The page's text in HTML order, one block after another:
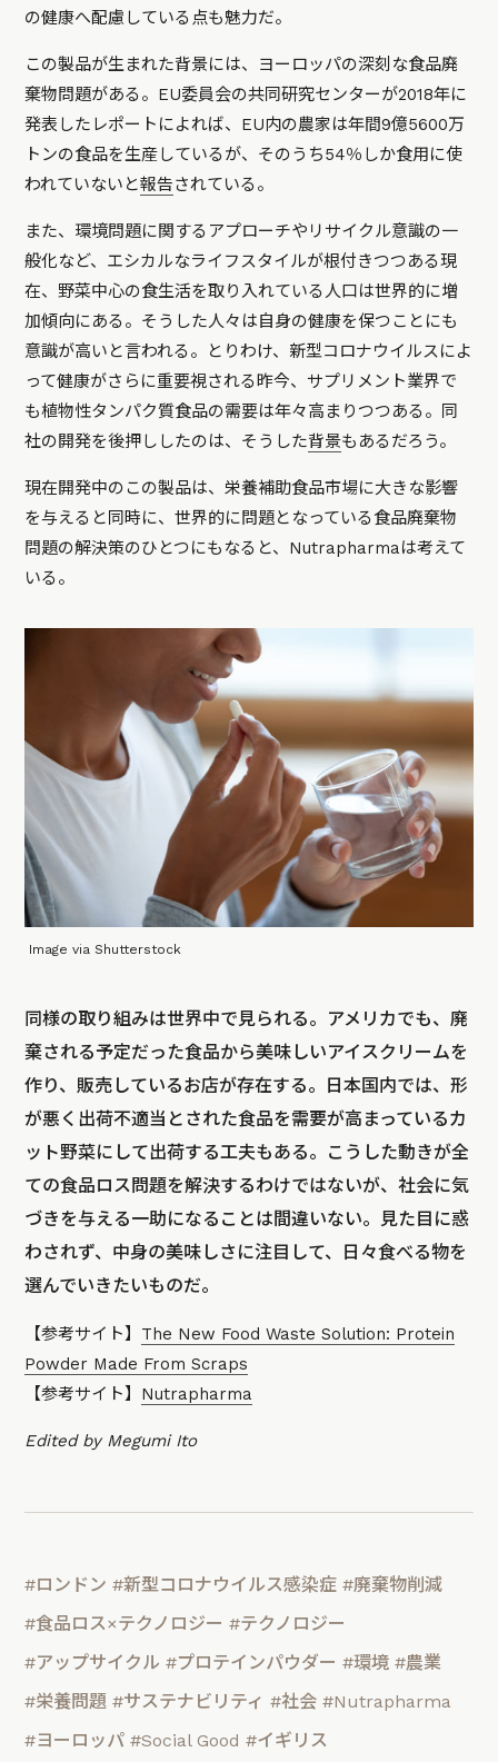
の健康へ配慮している点も魅力だ。
この製品が生まれた背景には、ヨーロッパの深刻な食品廃
棄物問題がある。EU委員会の共同研究センターが2018年に
発表したレポートによれば、EU内の農家は年間9億5600万
トンの食品を生産しているが、そのうち54％しか食用に使
われていないと報告されている。
また、環境問題に関するアプローチやリサイクル意識の一
般化など、エシカルなライフスタイルが根付きつつある現
在、野菜中心の食生活を取り入れている人口は世界的に増
加傾向にある。そうした人々は自身の健康を保つことにも
意識が高いと言われる。とりわけ、新型コロナウイルスによ
って健康がさらに重要視される昨今、サプリメント業界で
も植物性タンパク質食品の需要は年々高まりつつある。同
社の開発を後押ししたのは、そうした背景もあるだろう。
現在開発中のこの製品は、栄養補助食品市場に大きな影響
を与えると同時に、世界的に問題となっている食品廃棄物
問題の解決策のひとつにもなると、Nutrapharmaは考えて
いる。
Image via Shutterstock
同様の取り組みは世界中で見られる。アメリカでも、廃
棄される予定だった食品から美味しいアイスクリームを
作り、販売しているお店が存在する。日本国内では、形
が悪く出荷不適当とされた食品を需要が高まっているカ
ット野菜にして出荷する工夫もある。こうした動きが全
ての食品ロス問題を解決するわけではないが、社会に気
づきを与える一助になることは間違いない。見た目に惑
わされず、中身の美味しさに注目して、日々食べる物を
選んでいきたいものだ。
【参考サイト】 The New Food Waste Solution: Protein
Powder Made From Scraps
【参考サイト】 Nutrapharma
Edited by Megumi Ito
#ロンドン #新型コロナウイルス感染症 #廃棄物削減
#食品ロス×テクノロジー #テクノロジー
#アップサイクル #プロテインパウダー #環境 #農業
#栄養問題 #サステナビリティ #社会 #Nutrapharma
#ヨーロッパ #Social Good #イギリス